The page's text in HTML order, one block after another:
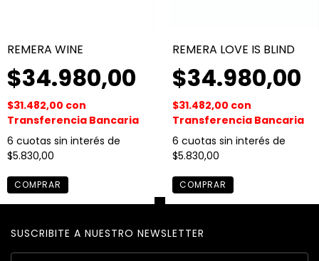
REMERA WINE
$34.980,00
$31.482,00 con
Transferencia Bancaria
6 cuotas sin interés de
$5.830,00
COMPRAR
REMERA LOVE IS BLIND
$34.980,00
$31.482,00 con
Transferencia Bancaria
6 cuotas sin interés de
$5.830,00
COMPRAR
SUSCRIBITE A NUESTRO NEWSLETTER